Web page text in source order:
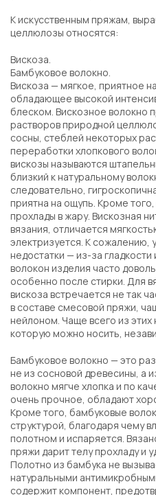
К искусственным пряжам,
целлюлозы относятся:
Вискоза.
Бамбуковое волокно.
Вискоза — мягкое, приятное
обладающее высокой
блеском. Вискозное волокно
растворов природной
сосны, стеблей некоторых
переработки хлопкового
вискозы называются
близкий к натуральному
следовательно,
приятна на ощупь. Кроме
прохлады в жару. Вискозная
вязания, отличается
электризуется. К сожалению,
недостатки — из-за гладкости
волокон изделия часто
особенно после стирки. Для
вискоза встречается не так
в составе смесовой пряжи,
нейлоном. Чаще всего из этих
которую можно носить,
Бамбуковое волокно — это
не из сосновой древесины, а
волокно мягче хлопка и по
очень прочное, обладают
Кроме того, бамбуковые
структурой, благодаря чему
полотном и испаряется.
пряжи дарит телу прохладу и
Полотно из бамбука не
натуральными
содержит компонент,